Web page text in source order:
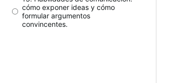
cómo exponer ideas y cómo
formular argumentos
convincentes.